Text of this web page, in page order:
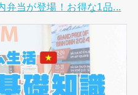
当が登場！お得な1品...